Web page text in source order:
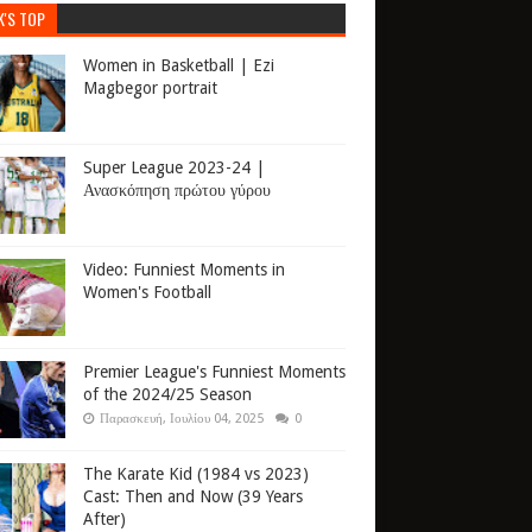
TOP
Women in Basketball | Ezi
Magbegor portrait
Super League 2023-24 |
Ανασκόπηση πρώτου γύρου
Video: Funniest Moments in
Women's Football
Premier League's Funniest Moments
of the 2024/25 Season
Παρασκευή, Ιουλίου 04, 2025 0
The Karate Kid (1984 vs 2023)
Cast: Then and Now (39 Years
After)